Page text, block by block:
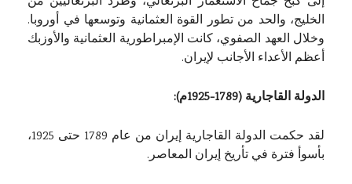
الخليج، والحد من تطور القوة العثمانية وتوسعها في أوروبا.
وخلال العهد الصفوي، كانت الإمبراطورية العثمانية والأوزبك
أعظم الأعداء الأجانب لإيران.
الدولة القاجارية (1789-1925م):
لقد حكمت الدولة القاجارية إيران من عام 1789 حتى 1925،
بأسوأ فترة في تأريخ إيران المعاصر.